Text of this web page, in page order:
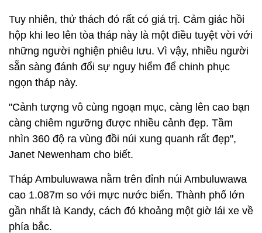
Tuy nhiên, thử thách đó rất có giá trị. Cảm giác hồi
hộp khi leo lên tòa tháp này là một điều tuyệt vời với
những người nghiện phiêu lưu. Vì vậy, nhiều người
sẵn sàng đánh đổi sự nguy hiểm để chinh phục
ngọn tháp này.
"Cảnh tượng vô cùng ngoạn mục, càng lên cao bạn
càng chiêm ngưỡng được nhiều cảnh đẹp. Tầm
nhìn 360 độ ra vùng đồi núi xung quanh rất đẹp",
Janet Newenham cho biết.
Tháp Ambuluwawa nằm trên đỉnh núi Ambuluwawa
cao 1.087m so với mực nước biển. Thành phố lớn
gần nhất là Kandy, cách đó khoảng một giờ lái xe về
phía bắc.